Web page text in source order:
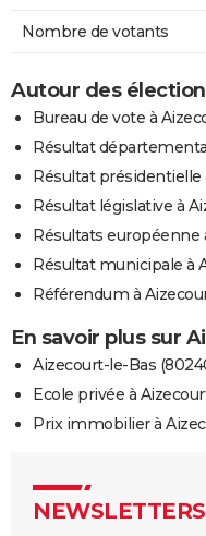
Nombre de votants
Autour des
Bureau de vote à
Résultat
Résultat présidentielle
Résultat législative à
Résultats européenne
Résultat municipale à
Référendum à
En savoir plus sur
Aizecourt-le-Bas
Ecole privée à
Prix immobilier à
NEWSLETTERS